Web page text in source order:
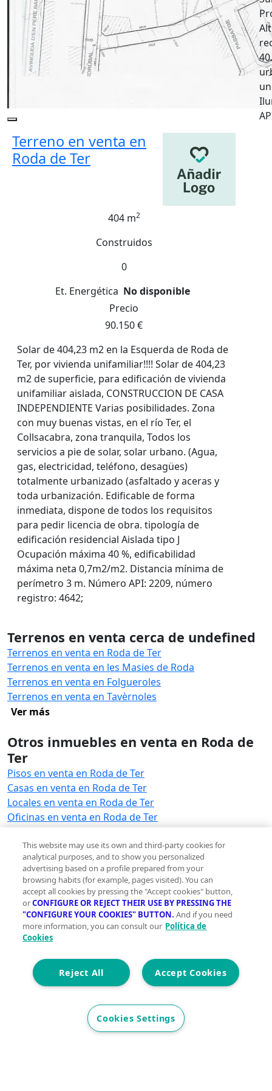
Terreno en venta en
Roda de Ter
404 m2
Construidos
0
Et. Energética No disponible
Precio
90.150 €
Solar de 404,23 m2 en la Esquerda de Roda de
Ter, por vivienda unifamiliar!!!! Solar de 404,23
m2 de superficie, para edificación de vivienda
unifamiliar aislada, CONSTRUCCION DE CASA
INDEPENDIENTE Varias posibilidades. Zona
con muy buenas vistas, en el río Ter, el
Collsacabra, zona tranquila, Todos los
servicios a pie de solar, solar urbano. (Agua,
gas, electricidad, teléfono, desagües)
totalmente urbanizado (asfaltado y aceras y
toda urbanización. Edificable de forma
inmediata, dispone de todos los requisitos
para pedir licencia de obra. tipología de
edificación residencial Aislada tipo J
Ocupación máxima 40 %, edificabilidad
máxima neta 0,7m2/m2. Distancia mínima de
perímetro 3 m. Número API: 2209, número
registro: 4642;
Terrenos en venta cerca de undefined
Terrenos en venta en Roda de Ter
Terrenos en venta en les Masies de Roda
Terrenos en venta en Folgueroles
Terrenos en venta en Tavèrnoles
Ver más
Otros inmuebles en venta en Roda de
Ter
Pisos en venta en Roda de Ter
Casas en venta en Roda de Ter
Locales en venta en Roda de Ter
Oficinas en venta en Roda de Ter
Edificios en venta en Roda de Ter
Naves industriales en venta en Roda de Ter
Garajes en venta en Roda de Ter
Hoteles en venta en Roda de Ter
Trasteros en venta en Roda de Ter
Viviendas en venta en Roda de Ter
Terrenos en alquiler en Roda de Ter
Ver otras inmobiliarias en Roda de Ter
This website may use its own and third-party cookies for
analytical purposes, and to show you personalized
advertising based on a profile prepared from your
browsing habits (for example, pages visited). You can
accept all cookies by pressing the "Accept cookies" button,
orCONFIGURE OR REJECT THEIR USE BY PRESSING THE
"CONFIGURE YOUR COOKIES" BUTTON. And if you need
more information, you can consult our Política de
Cookies
Accept Cookies
Reject All
Cookies Settings